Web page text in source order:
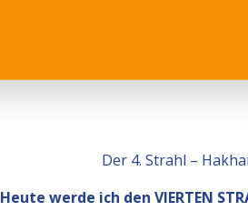
Der 4. Strahl –
Heute werde ich den VIERTEN